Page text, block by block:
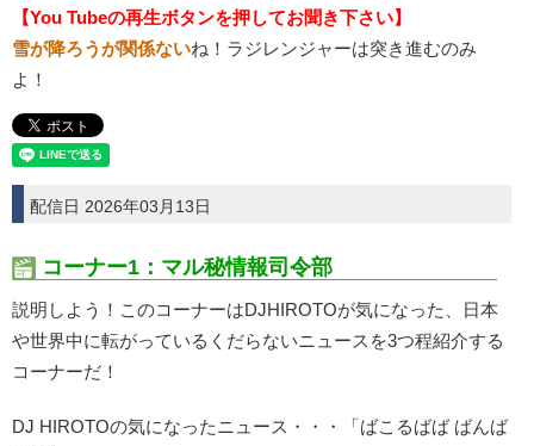
【You Tubeの再生ボタンを押してお聞き下さい】
雪が降ろうが関係ないね！ラジレンジャーは突き進むのみ
よ！
配信日 2026年03月13日
コーナー1：マル秘情報司令部
説明しよう！このコーナーはDJHIROTOが気になった、日本
や世界中に転がっているくだらないニュースを3つ程紹介する
コーナーだ！
DJ HIROTOの気になったニュース・・・「ばこるばば ばんば